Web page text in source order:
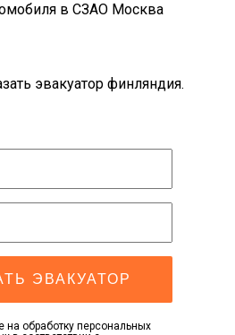
в СЗАО Москва
эвакуатор финляндия.
ЭВАКУАТОР
на обработку персональных